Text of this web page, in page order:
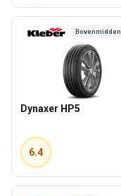
Bovenmidden
Dynaxer HP5
6.4